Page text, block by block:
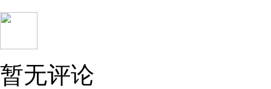
暂无评论